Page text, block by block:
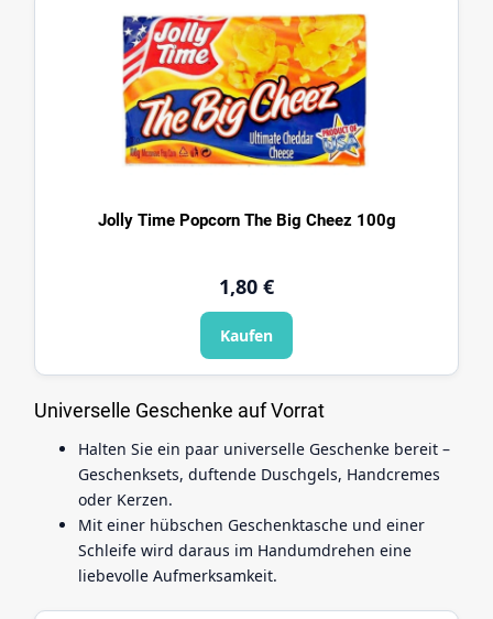
Jolly Time Popcorn The Big Cheez 100g
1,80 €
Kaufen
Universelle Geschenke auf Vorrat
Halten Sie ein paar universelle Geschenke bereit –
Geschenksets, duftende Duschgels, Handcremes
oder Kerzen.
Mit einer hübschen Geschenktasche und einer
Schleife wird daraus im Handumdrehen eine
liebevolle Aufmerksamkeit.